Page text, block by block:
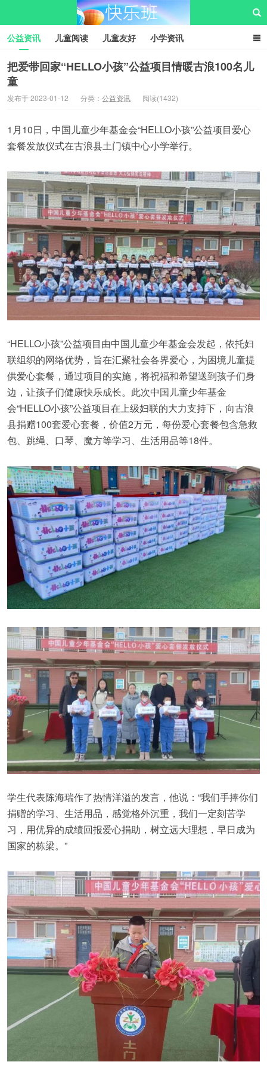
快乐班儿童公益网
公益资讯 儿童阅读 儿童友好 小学资讯
儿童性教育 公益项目 资源中心 儿童发展交流club
儿童树洞心声
把爱带回家“HELLO小孩”公益项目情暖古浪100名儿
童
发布于 2023-01-12 分类： 公益资讯 阅读(1432)
1月10日，中国儿童少年基金会“HELLO小孩”公益项目爱心
套餐发放仪式在古浪县土门镇中心小学举行。
“HELLO小孩”公益项目由中国儿童少年基金会发起，依托妇
联组织的网络优势，旨在汇聚社会各界爱心，为困境儿童提
供爱心套餐，通过项目的实施，将祝福和希望送到孩子们身
边，让孩子们健康快乐成长。此次中国儿童少年基金
会“HELLO小孩”公益项目在上级妇联的大力支持下，向古浪
县捐赠100套爱心套餐，价值2万元，每份爱心套餐包含急救
包、跳绳、口琴、魔方等学习、生活用品等18件。
学生代表陈海瑞作了热情洋溢的发言，他说：“我们手捧你们
捐赠的学习、生活用品，感觉格外沉重，我们一定刻苦学
习，用优异的成绩回报爱心捐助，树立远大理想，早日成为
国家的栋梁。”